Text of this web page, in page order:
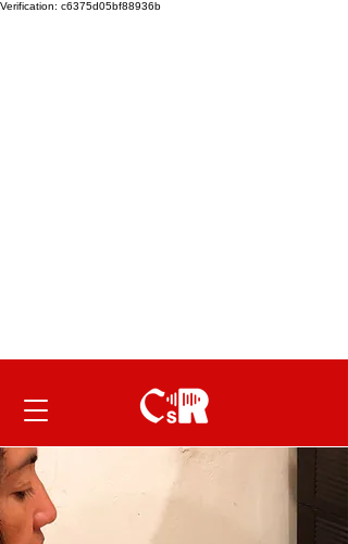
Verification: c6375d05bf88936b